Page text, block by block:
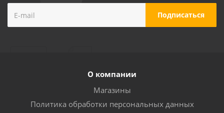
О компании
Магазины
Политика обработки персональных данных